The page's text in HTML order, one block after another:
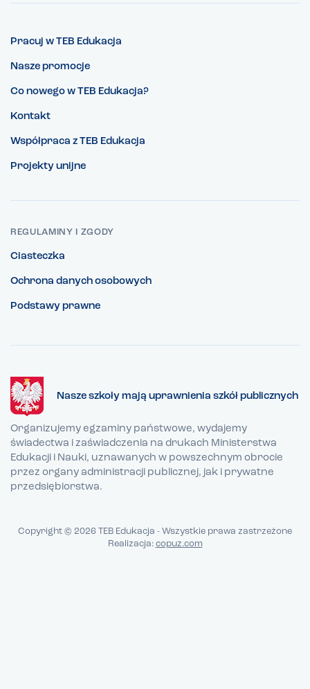
Pracuj w TEB Edukacja
Nasze promocje
Co nowego w TEB Edukacja?
Kontakt
Współpraca z TEB Edukacja
Projekty unijne
REGULAMINY I ZGODY
Ciasteczka
Ochrona danych osobowych
Podstawy prawne
Nasze szkoły mają uprawnienia szkół publicznych
Organizujemy egzaminy państwowe, wydajemy
świadectwa i zaświadczenia na drukach Ministerstwa
Edukacji i Nauki, uznawanych w powszechnym obrocie
przez organy administracji publicznej, jak i prywatne
przedsiębiorstwa.
Copyright © 2026 TEB Edukacja - Wszystkie prawa zastrzeżone
Realizacja: copuz.com